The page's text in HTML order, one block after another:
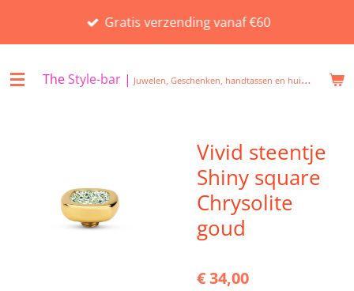
de
Gratis verzending vanaf €60
TheStyle-bar | Juwelen, Geschenken, handtassen en huisgeuren in Beveren
Vivid steentje
Shiny square
Chrysolite
goud
€ 34,00